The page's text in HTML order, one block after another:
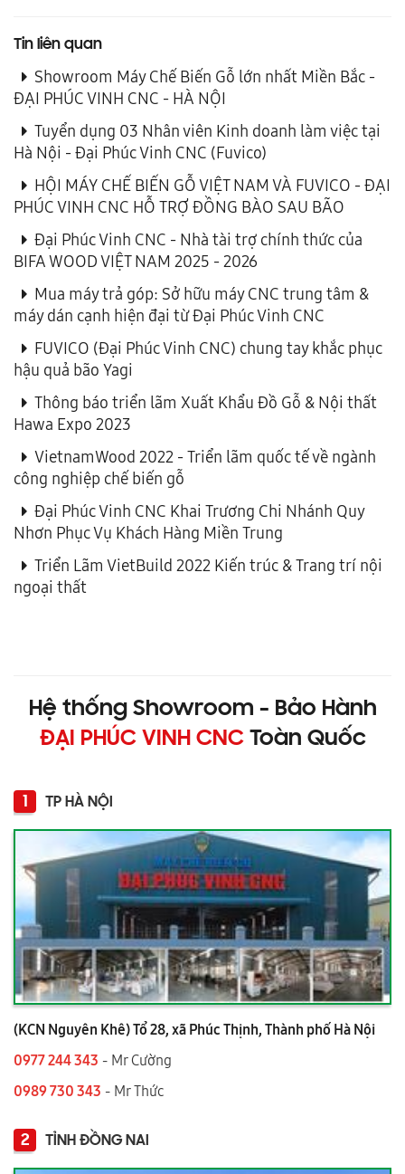
Tin liên quan
Showroom Máy Chế Biến Gỗ lớn nhất Miền Bắc -
ĐẠI PHÚC VINH CNC - HÀ NỘI
Tuyển dụng 03 Nhân viên Kinh doanh làm việc tại
Hà Nội - Đại Phúc Vinh CNC (Fuvico)
HỘI MÁY CHẾ BIẾN GỖ VIỆT NAM VÀ FUVICO - ĐẠI
PHÚC VINH CNC HỖ TRỢ ĐỒNG BÀO SAU BÃO
Đại Phúc Vinh CNC - Nhà tài trợ chính thức của
BIFA WOOD VIỆT NAM 2025 - 2026
Mua máy trả góp: Sở hữu máy CNC trung tâm &
máy dán cạnh hiện đại từ Đại Phúc Vinh CNC
FUVICO (Đại Phúc Vinh CNC) chung tay khắc phục
hậu quả bão Yagi
Thông báo triển lãm Xuất Khẩu Đồ Gỗ & Nội thất
Hawa Expo 2023
VietnamWood 2022 - Triển lãm quốc tế về ngành
công nghiệp chế biến gỗ
Đại Phúc Vinh CNC Khai Trương Chi Nhánh Quy
Nhơn Phục Vụ Khách Hàng Miền Trung
Triển Lãm VietBuild 2022 Kiến trúc & Trang trí nội
ngoại thất
Hệ thống Showroom - Bảo Hành
ĐẠI PHÚC VINH CNCToàn Quốc
1 TP HÀ NỘI
(KCN Nguyên Khê) Tổ 28, xã Phúc Thịnh, Thành phố Hà Nội
0977 244 343 - Mr Cường
0989 730 343 - Mr Thức
2 TỈNH ĐỒNG NAI